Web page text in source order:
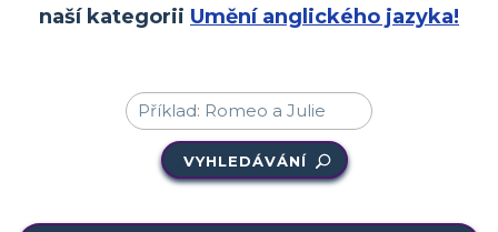
naší kategorii Umění anglického jazyka!
VYHLEDÁVÁNÍ